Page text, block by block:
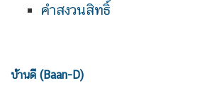
คำสงวนสิทธิ์
บ้านดี (Baan-D)